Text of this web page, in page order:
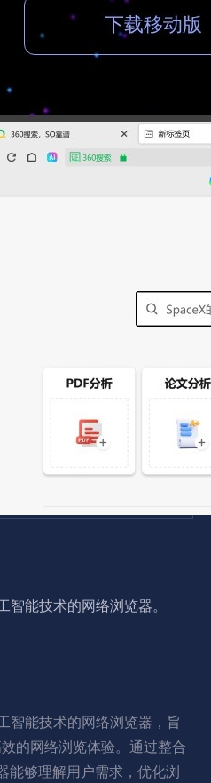
智能技术的网络浏览器。
智能技术的网络浏览器，旨
的网络浏览体验。通过整合
能够理解用户需求，优化浏